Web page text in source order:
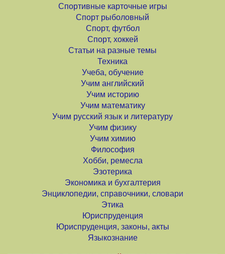
Спортивные карточные игры
Спорт рыболовный
Спорт, футбол
Спорт, хоккей
Статьи на разные темы
Техника
Учеба, обучение
Учим английский
Учим историю
Учим математику
Учим русский язык и литературу
Учим физику
Учим химию
Философия
Хобби, ремесла
Эзотерика
Экономика и бухгалтерия
Энциклопедии, справочники, словари
Этика
Юриспруденция
Юриспруденция, законы, акты
Языкознание